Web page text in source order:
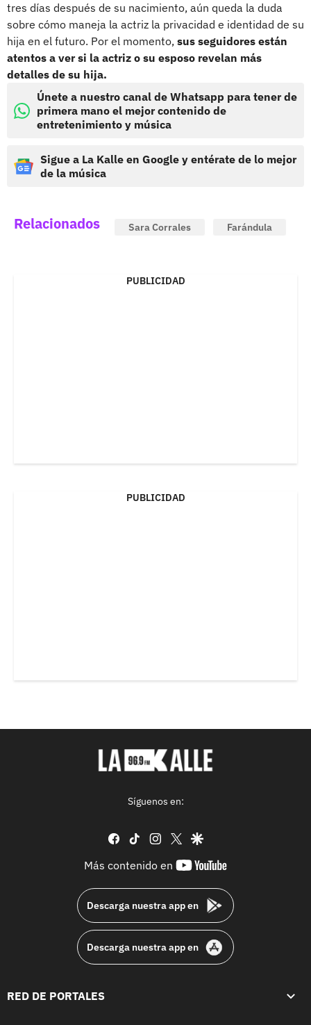
tres días después de su nacimiento, aún queda la duda
sobre cómo maneja la actriz la privacidad e identidad de su
hija en el futuro. Por el momento, sus seguidores están
atentos a ver si la actriz o su esposo revelan más
detalles de su hija.
Únete a nuestro canal de Whatsapp para tener de
primera mano el mejor contenido de
entretenimiento y música
Sigue a La Kalle en Google y entérate de lo mejor
de la música
Relacionados Sara Corrales Farándula
PUBLICIDAD
PUBLICIDAD
Síguenos en:
facebook
tiktok instagram
twittergoogle
Más contenido en
youtube-
Descarga nuestra app en
Descarga nuestra app en
RED DE PORTALES